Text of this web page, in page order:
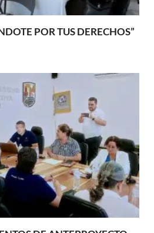
POR TUS DERECHOS”